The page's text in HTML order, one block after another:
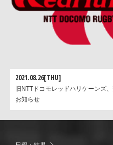
2021.08.26[THU]
旧NTTドコモレッドハリケーンズ
お知らせ